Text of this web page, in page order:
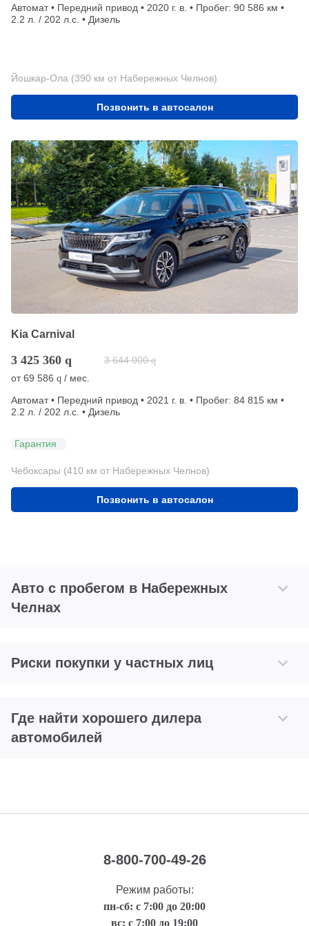
Автомат • Передний привод • 2020 г. в. • Пробег: 90 586 км •
2.2 л. / 202 л.с. • Дизель
Йошкар-Ола (390 км от Набережных Челнов)
Позвонить в автосалон
Kia Carnival
3 425 360 q 3 644 000 q
от69 586 q / мес.
Автомат • Передний привод • 2021 г. в. • Пробег: 84 815 км •
2.2 л. / 202 л.с. • Дизель
Гарантия
Чебоксары (410 км от Набережных Челнов)
Позвонить в автосалон
Авто с пробегом в Набережных
Челнах
Риски покупки у частных лиц
Где найти хорошего дилера
автомобилей
8-800-700-49-26
Режим работы:
пн-сб: с 7:00 до 20:00
вс: с 7:00 до 19:00